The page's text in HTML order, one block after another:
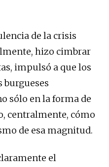
de la crisis
hizo cimbrar
impulsó a que los
burgueses
sólo en la forma de
centralmente, cómo
de esa magnitud.
el